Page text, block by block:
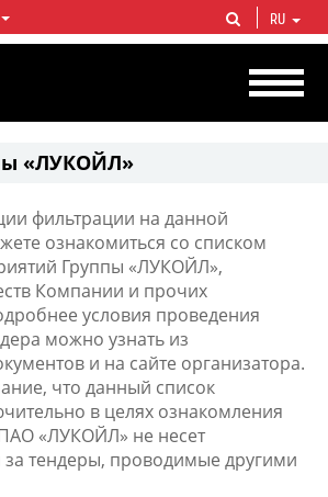
вертикально интегрированных
в мире, на долю которой приходится более 2%
около 1% доказанных запасов углеводородов.
RU
«ЛУКОЙЛ»
фильтрации на данной
ознакомиться со списком
Группы «ЛУКОЙЛ»,
Компании и прочих
условия проведения
можно узнать из
и на сайте организатора.
что данный список
в целях ознакомления
«ЛУКОЙЛ» не несет
за тендеры, проводимые другими